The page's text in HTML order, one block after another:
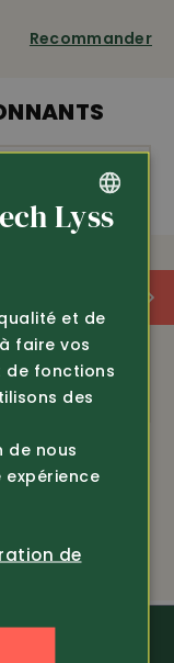
boîtier 41 mm,
Recommander
en peau de
1 paire
24.80
GERMAN
Lyss
et de
faire vos
de fonctions
des
de nous
de